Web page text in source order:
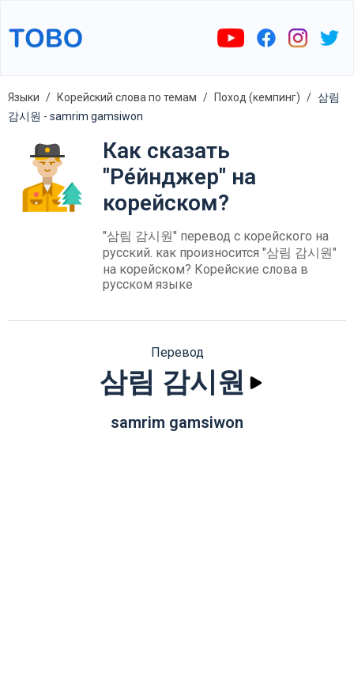
Языки Корейский слова по темам Поход (кемпинг)
삼림
감시원 - samrim gamsiwon
Как сказать
"Ре́йнджер" на
корейском?
"삼림 감시원" перевод с корейского на
русский. как произносится "삼림 감시원"
на корейском? Корейские слова в
русском языке
Перевод
삼림 감시원
samrim gamsiwon